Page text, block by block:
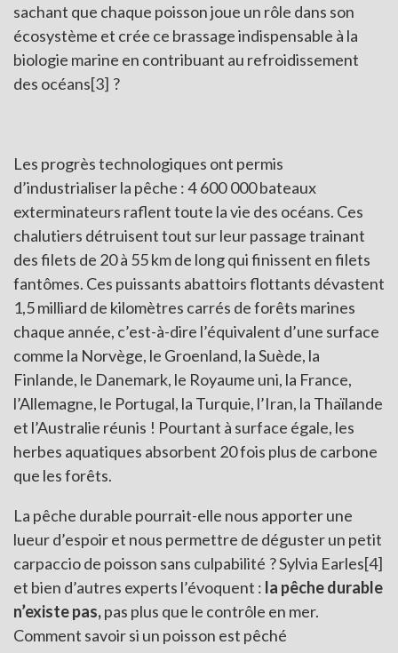
sachant que chaque poisson joue un rôle dans son
écosystème et crée ce brassage indispensable à la
biologie marine en contribuant au refroidissement
des océans[3] ?
Les progrès technologiques ont permis
d’industrialiser la pêche : 4 600 000 bateaux
exterminateurs raflent toute la vie des océans. Ces
chalutiers détruisent tout sur leur passage trainant
des filets de 20 à 55 km de long qui finissent en filets
fantômes. Ces puissants abattoirs flottants dévastent
1,5 milliard de kilomètres carrés de forêts marines
chaque année, c’est-à-dire l’équivalent d’une surface
comme la Norvège, le Groenland, la Suède, la
Finlande, le Danemark, le Royaume uni, la France,
l’Allemagne, le Portugal, la Turquie, l’Iran, la Thaïlande
et l’Australie réunis ! Pourtant à surface égale, les
herbes aquatiques absorbent 20 fois plus de carbone
que les forêts.
La pêche durable pourrait-elle nous apporter une
lueur d’espoir et nous permettre de déguster un petit
carpaccio de poisson sans culpabilité ? Sylvia Earles[4]
et bien d’autres experts l’évoquent : la pêche durable
n’existe pas,pas plus que le contrôle en mer.
Comment savoir si un poisson est pêché